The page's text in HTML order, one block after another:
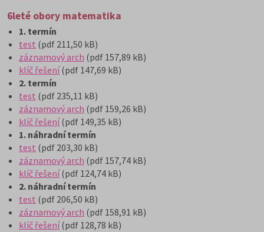
6leté obory matematika
1. termín
test (pdf 211,50 kB)
záznamový arch (pdf 157,89 kB)
klíč řešení(pdf 147,69 kB)
2. termín
test (pdf 235,11 kB)
záznamový arch (pdf 159,26 kB)
klíč řešení(pdf 149,35 kB)
1. náhradní termín
test (pdf 203,30 kB)
záznamový arch (pdf 157,74 kB)
klíč řešení(pdf 124,74 kB)
2. náhradní termín
test (pdf 206,50 kB)
záznamový arch (pdf 158,91 kB)
klíč řešení(pdf 128,78 kB)